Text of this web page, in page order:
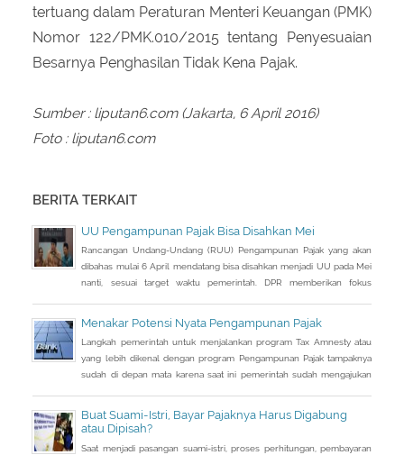
tertuang dalam Peraturan Menteri Keuangan (PMK)
Nomor 122/PMK.010/2015 tentang Penyesuaian
Besarnya Penghasilan Tidak Kena Pajak.
Sumber : liputan6.com (Jakarta, 6 April 2016)
Foto : liputan6.com
BERITA TERKAIT
UU Pengampunan Pajak Bisa Disahkan Mei
Rancangan Undang-Undang (RUU) Pengampunan Pajak yang akan
dibahas mulai 6 April mendatang bisa disahkan menjadi UU pada Mei
nanti, sesuai target waktu pemerintah. DPR memberikan fokus
triliun dari target APBN 2016.
Menakar Potensi Nyata Pengampunan Pajak
Langkah pemerintah untuk menjalankan program Tax Amnesty atau
yang lebih dikenal dengan program Pengampunan Pajak tampaknya
sudah di depan mata karena saat ini pemerintah sudah mengajukan
disahkan di akhir bulan ini. Artinya program pengampunan pajak
Buat Suami-Istri, Bayar Pajaknya Harus Digabung
atau Dipisah?
Saat menjadi pasangan suami-istri, proses perhitungan, pembayaran